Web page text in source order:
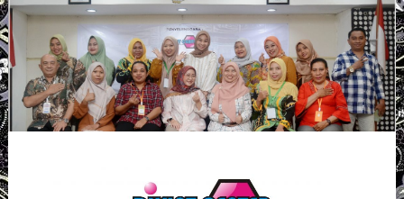
Skip
to
content